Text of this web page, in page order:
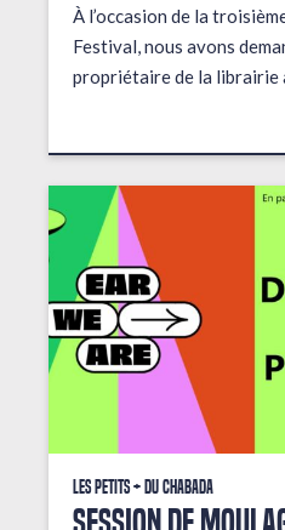
À l’occasion de la
Festival, nous avons
propriétaire de la librairie
Les petits + du Chabada